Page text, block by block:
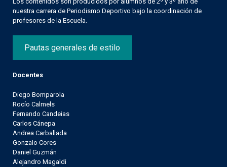
nuestra carrera de Periodismo Deportivo bajo la coordinación de
profesores de la Escuela.
Pautas generales de estilo
Docentes
Diego Bomparola
Rocío Calmels
Fernando Candeias
Carlos Cánepa
Andrea Carballada
Gonzalo Cores
Daniel Guzmán
Alejandro Magaldi